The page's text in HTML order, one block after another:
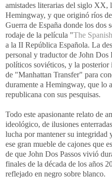
amistades literarias del siglo XX,
Hemingway, y que originó ríos
Guerra de España donde los dos
rodaje de la película "The
a la II República Española. La
personal y traductor de John Dos
políticos soviéticos, y la
de "Manhattan Transfer" para
duramente a Hemingway, que lo
republicana con sus pesquisas.
Todo este apasionante relato de
ideológico, de ilusiones
lucha por mantener su integridad
ese gran mueble de cajones que
de que John Dos Passos vivió
finales de la década de los años
reflejado en negro sobre blanco.